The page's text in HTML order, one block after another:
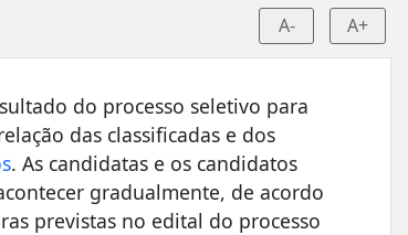
A- A+
do processo seletivo para
das classificadas e dos
. As candidatas e os candidatos
gradualmente, de acordo
previstas no edital do processo